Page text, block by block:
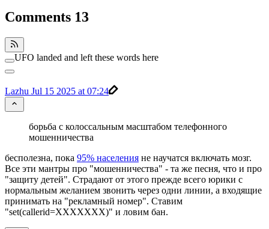
Comments 13
UFO landed and left these words here
Lazhu Jul 15 2025 at 07:24
борьба с колоссальным масштабом телефонного
мошенничества
бесполезна, пока 95% населения не научатся включать мозг.
Все эти мантры про "мошенничества" - та же песня, что и про
"защиту детей". Страдают от этого прежде всего юрики с
нормальным желанием звонить через одни линии, а входящие
принимать на "рекламный номер". Ставим
"set(callerid=XXXXXXX)" и ловим бан.